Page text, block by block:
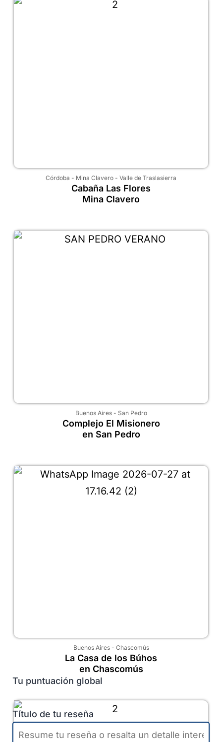
Córdoba - Mina Clavero - Valle de Traslasierra
Cabaña Las Flores
Mina Clavero
Buenos Aires- San Pedro
Complejo El Misionero
en San Pedro
Buenos Aires- Chascomús
La Casa de los Búhos
en Chascomús
Tu puntuación global
Título de tu reseña